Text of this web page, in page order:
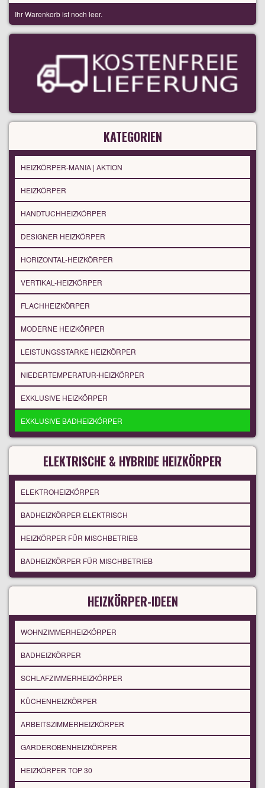
Ihr Warenkorb ist noch leer.
KATEGORIEN
HEIZKÖRPER-MANIA | AKTION
HEIZKÖRPER
HANDTUCHHEIZKÖRPER
DESIGNER HEIZKÖRPER
HORIZONTAL-HEIZKÖRPER
VERTIKAL-HEIZKÖRPER
FLACHHEIZKÖRPER
MODERNE HEIZKÖRPER
LEISTUNGSSTARKE HEIZKÖRPER
NIEDERTEMPERATUR-HEIZKÖRPER
EXKLUSIVE HEIZKÖRPER
EXKLUSIVE BADHEIZKÖRPER
ELEKTRISCHE & HYBRIDE HEIZKÖRPER
ELEKTROHEIZKÖRPER
BADHEIZKÖRPER ELEKTRISCH
HEIZKÖRPER FÜR MISCHBETRIEB
BADHEIZKÖRPER FÜR MISCHBETRIEB
HEIZKÖRPER-IDEEN
WOHNZIMMERHEIZKÖRPER
BADHEIZKÖRPER
SCHLAFZIMMERHEIZKÖRPER
KÜCHENHEIZKÖRPER
ARBEITSZIMMERHEIZKÖRPER
GARDEROBENHEIZKÖRPER
HEIZKÖRPER TOP 30